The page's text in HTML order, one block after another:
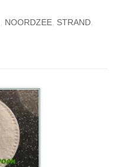
, NOORDZEE, STRAND,